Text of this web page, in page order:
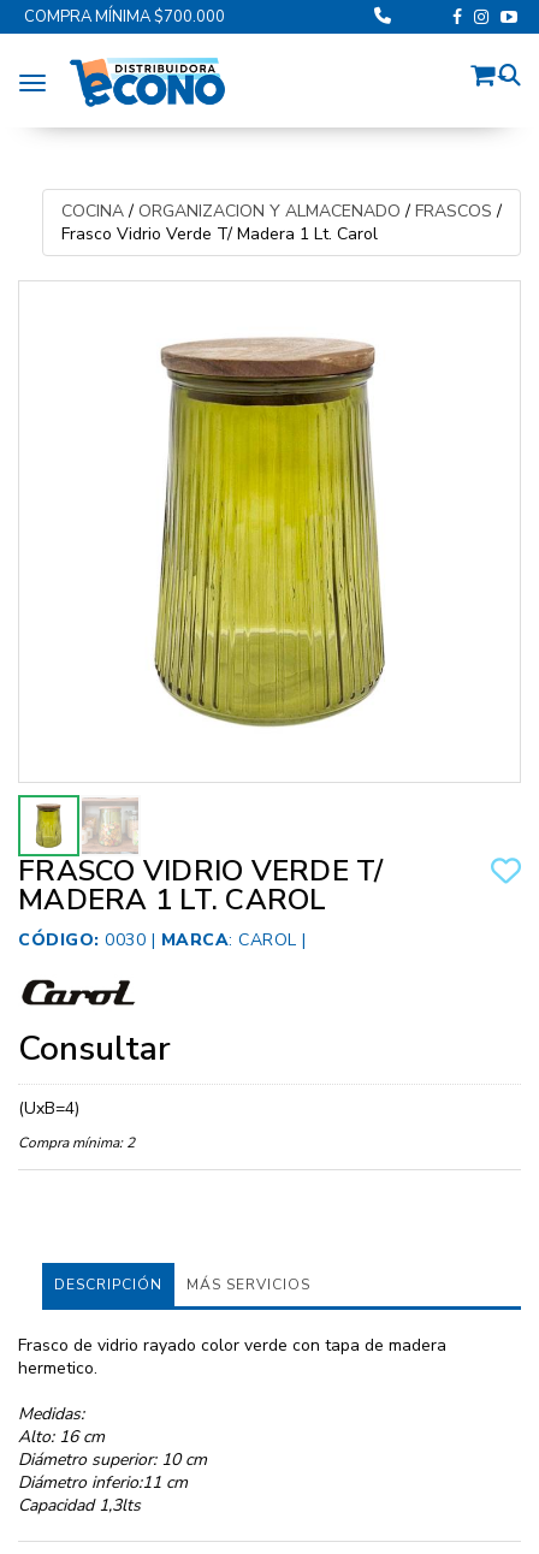
COMPRA MÍNIMA $700.000
Toggle navigation
COCINA/ ORGANIZACION Y ALMACENADO / FRASCOS /
Frasco Vidrio Verde T/ Madera 1 Lt. Carol
FRASCO VIDRIO VERDE T/
MADERA 1 LT. CAROL
CÓDIGO: 0030 | MARCA: CAROL |
Consultar
(UxB=4)
Compra mínima: 2
DESCRIPCIÓN MÁS SERVICIOS
Frasco de vidrio rayado color verde con tapa de madera
hermetico.
Medidas:
Alto: 16 cm
Diámetro superior: 10 cm
Diámetro inferio:11 cm
Capacidad 1,3lts